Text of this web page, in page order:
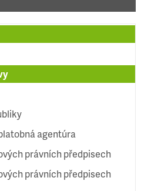
agentúra
právních předpisech
právních předpisech